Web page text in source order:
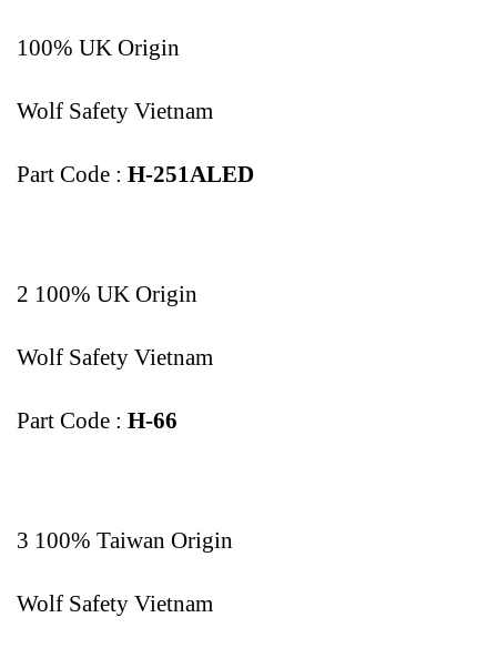
100% UK Origin
Wolf Safety Vietnam
Part Code : H-251ALED
2 100% UK Origin
Wolf Safety Vietnam
Part Code : H-66
3 100% Taiwan Origin
Wolf Safety Vietnam